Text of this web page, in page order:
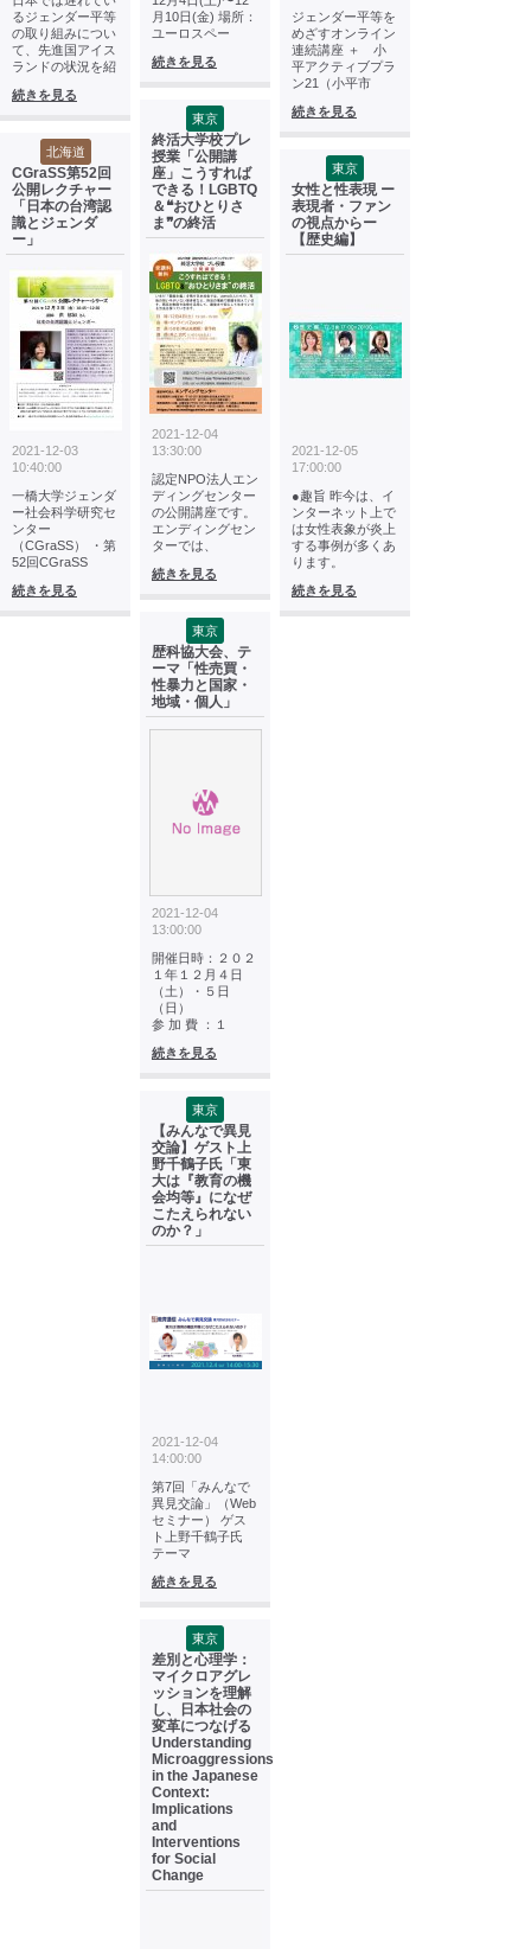
るジェンダー平等
の取り組みについ
て、先進国アイス
ランドの状況を紹
続きを見る
北海道
CGraSS第52回
公開レクチャー
「日本の台湾認
識とジェンダ
ー」
2021-12-03
10:40:00
一橋大学ジェンダ
ー社会科学研究セ
ンター
（CGraSS） ・第
52回CGraSS
続きを見る
月10日(金) 場所：
ユーロスペー
続きを見る
東京
終活大学校プレ
授業「公開講
座」こうすれば
できる！LGBTQ
＆❝おひとりさ
ま❞の終活
2021-12-04
13:30:00
認定NPO法人エン
ディングセンター
の公開講座です。
エンディングセン
ターでは、
続きを見る
東京
歴科協大会、テ
ーマ「性売買・
性暴力と国家・
地域・個人」
2021-12-04
13:00:00
開催日時：２０２
１年１２月４日
（土）・５日
（日）
参 加 費 ：１
続きを見る
東京
【みんなで異見
交論】ゲスト上
野千鶴子氏「東
大は『教育の機
会均等』になぜ
こたえられない
のか？」
2021-12-04
14:00:00
第7回「みんなで
異見交論」（Web
セミナー） ゲス
ト上野千鶴子氏
テーマ
続きを見る
東京
差別と心理学：
マイクロアグレ
ッションを理解
し、日本社会の
変革につなげる
Understanding
Microaggressions
in the Japanese
Context:
Implications
and
Interventions
for Social
Change
ジェンダー平等を
めざすオンライン
連続講座 ＋ 小
平アクティブプラ
ン21（小平市
続きを見る
東京
女性と性表現 ー
表現者・ファン
の視点からー
【歴史編】
2021-12-05
17:00:00
●趣旨 昨今は、イ
ンターネット上で
は女性表象が炎上
する事例が多くあ
ります。
続きを見る